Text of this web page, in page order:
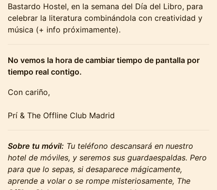
Bastardo Hostel, en la semana del Día del Libro, para
celebrar la literatura combinándola con creatividad y
música (+ info próximamente).
No vemos la hora de cambiar tiempo de pantalla por
tiempo real contigo.
Con cariño,
Prí & The Offline Club Madrid
Sobre tu móvil: Tu teléfono descansará en nuestro
hotel de móviles, y seremos sus guardaespaldas. Pero
para que lo sepas, si desaparece mágicamente,
aprende a volar o se rompe misteriosamente, The